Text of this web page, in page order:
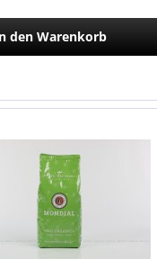
den Warenkorb